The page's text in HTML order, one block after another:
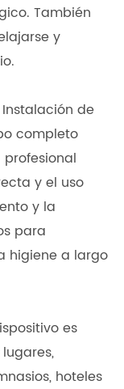
También
y
de
completo
y el uso
y la
para
higiene a largo
es
hoteles